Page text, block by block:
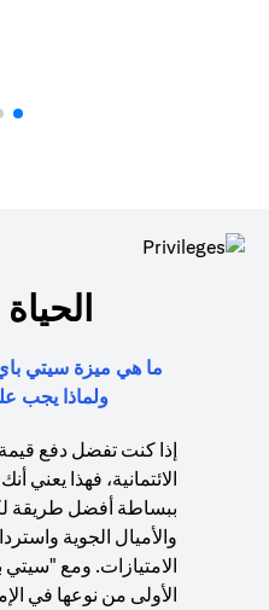
ولماذا يجب
إذا كنت تفضل دفع
الائتمانية، فهذا يعني
ببساطة أفضل طريقة
والأميال الجوية
الامتيازات. ومع
الأولى من نوعها في